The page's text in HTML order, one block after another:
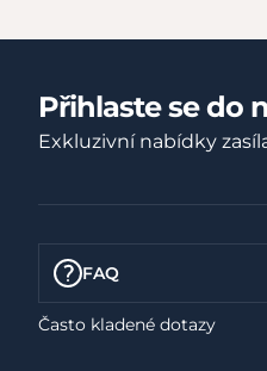
Přihlaste se do
Exkluzivní nabídky
FAQ
Často kladené dotazy